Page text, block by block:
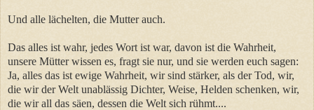
Und alle lächelten, die Mutter auch.
Das alles ist wahr, jedes Wort ist war, davon ist die Wahrheit,
unsere Mütter wissen es, fragt sie nur, und sie werden euch sagen:
Ja, alles das ist ewige Wahrheit, wir sind stärker, als der Tod, wir,
die wir der Welt unablässig Dichter, Weise, Helden schenken, wir,
die wir all das säen, dessen die Welt sich rühmt....